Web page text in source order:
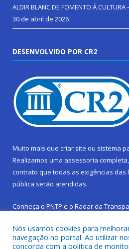
ALDIR BLANC DE FOMENTO Á
30 de abril de 2026
DESENVOLVIDO POR CR2
Muito mais que criar site ou sistema
Realizamos uma assessoria
contrato que todas as exigências das
pública serão atendidas.
Conheça o PNTP e o Radar da
Nós usamos cookies para
navegação no portal. Ao utilizar
concorda com a política de